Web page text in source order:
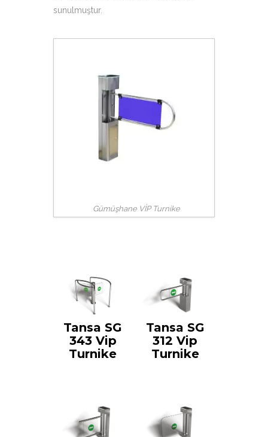
sunulmuştur.
Gümüşhane VİP Turnike
Tansa SG
343 Vip
Turnike
Tansa SG
312 Vip
Turnike